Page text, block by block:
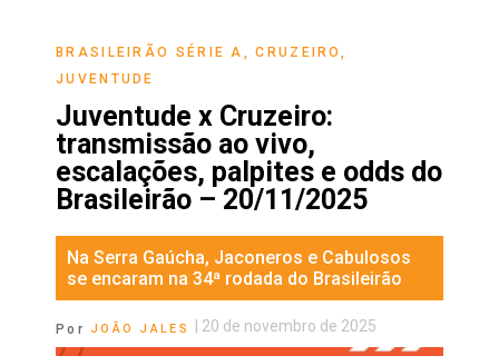
BRASILEIRÃO SÉRIE A ,CRUZEIRO
JUVENTUDE
Juventude x Cruzeiro:
transmissão ao vivo,
escalações, palpites e odds do
Brasileirão – 20/11/2025
Na Serra Gaúcha, Jaconeros e Cabulosos
se encaram na 34ª rodada do Brasileirão
Por JOÃO JALES 20 de novembro de 2025